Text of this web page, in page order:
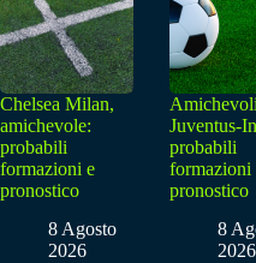
Chelsea Milan,
amichevole:
probabili
formazioni e
pronostico
8 Agosto
2026
Juventus-
probabili
formazioni
pronostico
8
2026